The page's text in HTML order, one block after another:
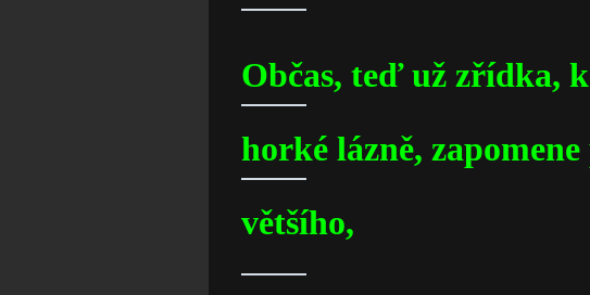
Občas, teď už zřídka,
horké lázně,
většího,